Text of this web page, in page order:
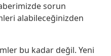
sorun
alabileceğinizden
bu kadar değil. Yeni